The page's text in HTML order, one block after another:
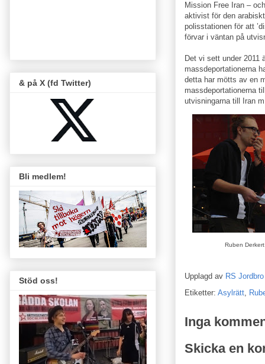
Mission Free Iran –
aktivist för den
polisstationen för att
förvar i väntan på
Det vi sett under 2011
massdeportationerna
detta har mötts av en
massdeportationerna
utvisningarna till Iran
Ruben
Upplagd av RS Jordbro
Etiketter: Asylrätt
Inga
Skicka en
& på X (fd Twitter)
Bli medlem!
Stöd oss!